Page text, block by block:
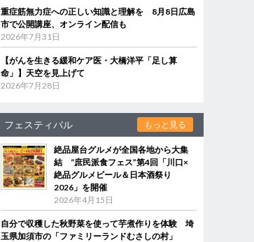
重症筋無力症への正しい知識と理解を 8月8日広島
市で公開講座、オンライン配信も
2026年7月31日
【がんを生きる緩和ケア医・大橋洋平「足し算
命」】天空を見上げて
2026年7月28日
フェスティバル もっと見る
絶品屋台グルメが全国各地から大集
結 “庶民派食フェス”第4回「川口×
絶品グルメビール＆日本酒祭り
2026」を開催
2026年4月15日
自分で収穫した秋野菜を使って芋煮作りを体験 埼
玉県加須市の「ファミリーランドむさしの村」